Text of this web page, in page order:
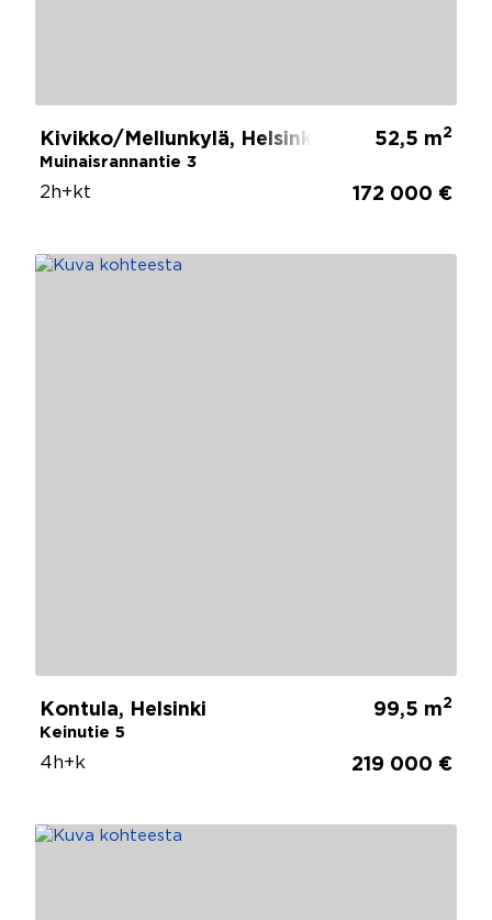
Kivikko/Mellunkylä, Helsinki
Muinaisrannantie 3
52,5 m2
2h+kt 172 000 €
Kontula, Helsinki
Keinutie 5
99,5 m2
4h+k 219 000 €